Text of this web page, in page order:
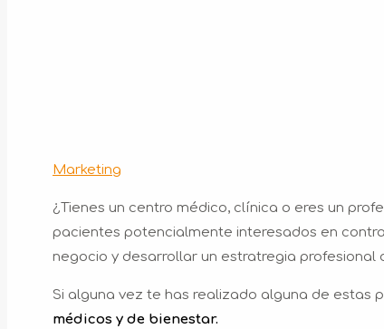
Marketing
¿Tienes un centro médico, clínica o eres un
pacientes potencialmente interesados en
negocio y desarrollar un estratregia profesional
Si alguna vez te has realizado alguna de estas
médicos y de bienestar.